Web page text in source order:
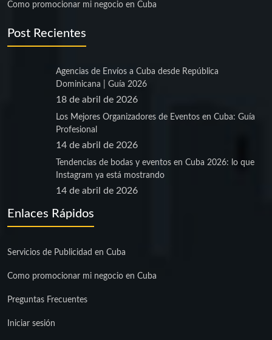
Como promocionar mi negocio en Cuba
Post Recientes
Agencias de Envíos a Cuba desde República
Dominicana | Guía 2026
18 de abril de 2026
Los Mejores Organizadores de Eventos en Cuba: Guía
Profesional
14 de abril de 2026
Tendencias de bodas y eventos en Cuba 2026: lo que
Instagram ya está mostrando
14 de abril de 2026
Enlaces Rápidos
Servicios de Publicidad en Cuba
Como promocionar mi negocio en Cuba
Preguntas Frecuentes
Iniciar sesión